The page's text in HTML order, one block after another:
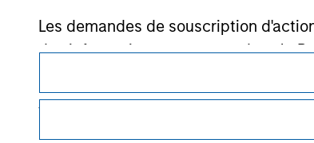
Les demandes de souscription
des informations contenues dans le
Les informations présentées sur le
veillé à ce que ce soit le cas),
informations ainsi présentées.
Les utilisateurs sont invités à prendre
procédure, car celles-ci mentionnent des